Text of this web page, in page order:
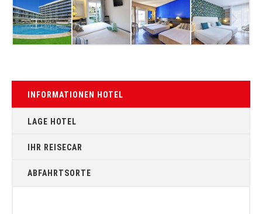
INFORMATIONEN HOTEL
LAGE HOTEL
IHR REISECAR
ABFAHRTSORTE